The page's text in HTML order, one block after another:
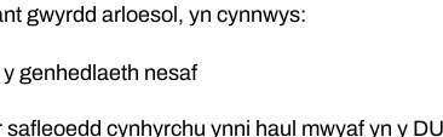
gwyrdd arloesol, yn cynnwys:
genhedlaeth nesaf
cynhyrchu ynni haul mwyaf yn y DU